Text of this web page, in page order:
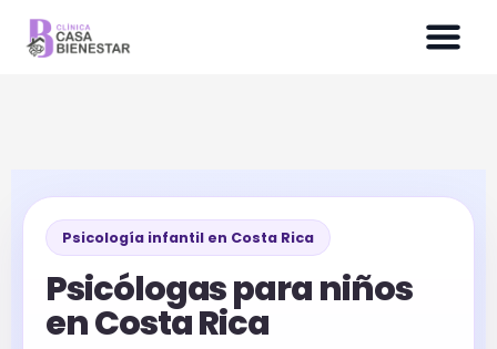
Psicología infantil en Costa Rica
Psicólogas para niños
en Costa Rica